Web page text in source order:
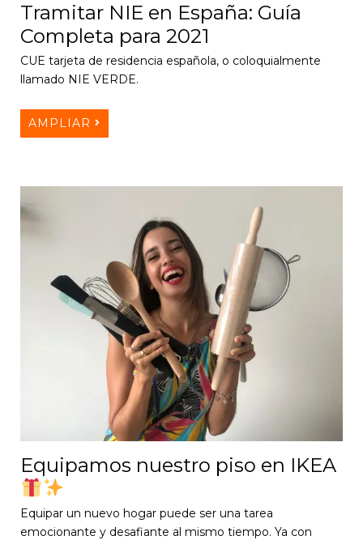
Tramitar NIE en España: Guía
Completa para 2021
CUE tarjeta de residencia española, o coloquialmente
llamado NIE VERDE.
AMPLIAR
Equipamos nuestro piso en IKEA
Equipar un nuevo hogar puede ser una tarea
emocionante y desafiante al mismo tiempo. Ya con